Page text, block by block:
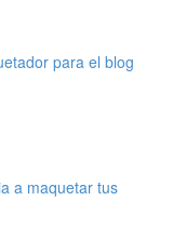
para el blog
a maquetar tus